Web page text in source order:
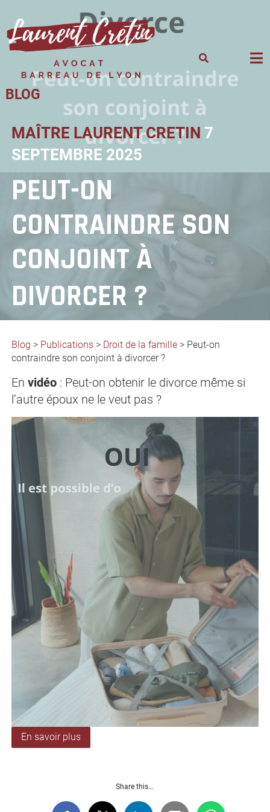
content
BLOG
MAÎTRE LAURENT CRETIN 7
SEPTEMBRE 2025
PEUT-ON
CONTRAINDRE SON
CONJOINT À
DIVORCER ?
Blog > Publications> Droit de la famille> Peut-on
contraindre son conjoint à divorcer ?
En vidéo: Peut-on obtenir le divorce même si
l’autre époux ne le veut pas ?
En savoir plus
Share this...